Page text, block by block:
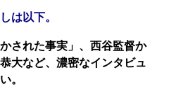
は以下。
された事実」、西谷監督か
大など、濃密なインタビュ
。